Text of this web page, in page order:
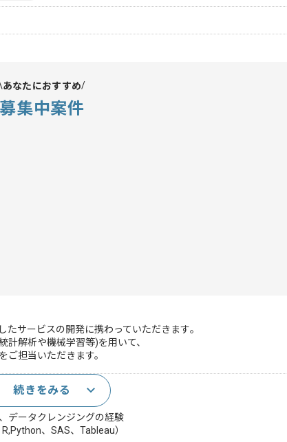
あなたにおすすめ
募集中案件
たサービスの開発に携わっていただきます｡
計解析や機械学習等)を用いて、
ご担当いただきます。
学習などの専門知識
データクレンジングの経験
、SAS、Tableau）
続きをみる